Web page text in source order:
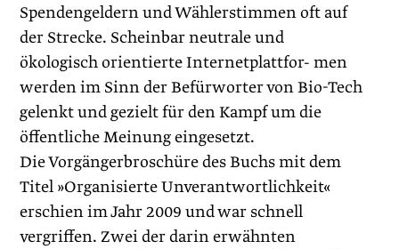
Spendengeldern und Wählerstimmen oft auf
der Strecke. Scheinbar neutrale und
ökologisch orientierte Internetplattfor- men
werden im Sinn der Befürworter von Bio-Tech
gelenkt und gezielt für den Kampf um die
öffentliche Meinung eingesetzt.
Die Vorgängerbroschüre des Buchs mit dem
Titel »Organisierte Unverantwortlichkeit«
erschien im Jahr 2009 und war schnell
vergriffen. Zwei der darin erwähnten